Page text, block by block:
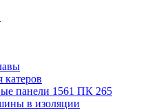
панели 1561 ПК 265
в изоляции